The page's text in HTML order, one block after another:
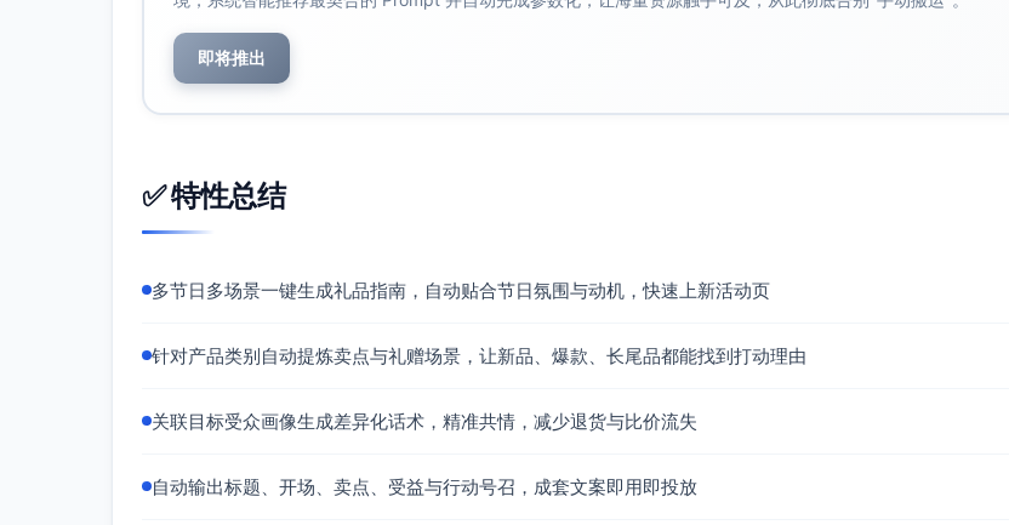
即将推出
✅ 特性总结
多节日多场景一键生成礼品指南，自动贴合节日氛围与动机，快速上新活动页
针对产品类别自动提炼卖点与礼赠场景，让新品、爆款、长尾品都能找到打动理由
关联目标受众画像生成差异化话术，精准共情，减少退货与比价流失
自动输出标题、开场、卖点、受益与行动号召，成套文案即用即投放